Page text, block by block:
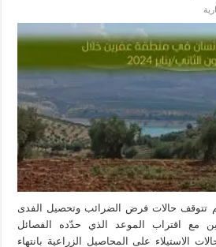
بدء العام الجديد 2024 لم تتوقف حالات فرض الضرائب وتحصيل الفدى
مع اقتراب الموعد الذي حدّده الفصائل
الاستيلاء على المحاصيل الزراعية بانتهاء